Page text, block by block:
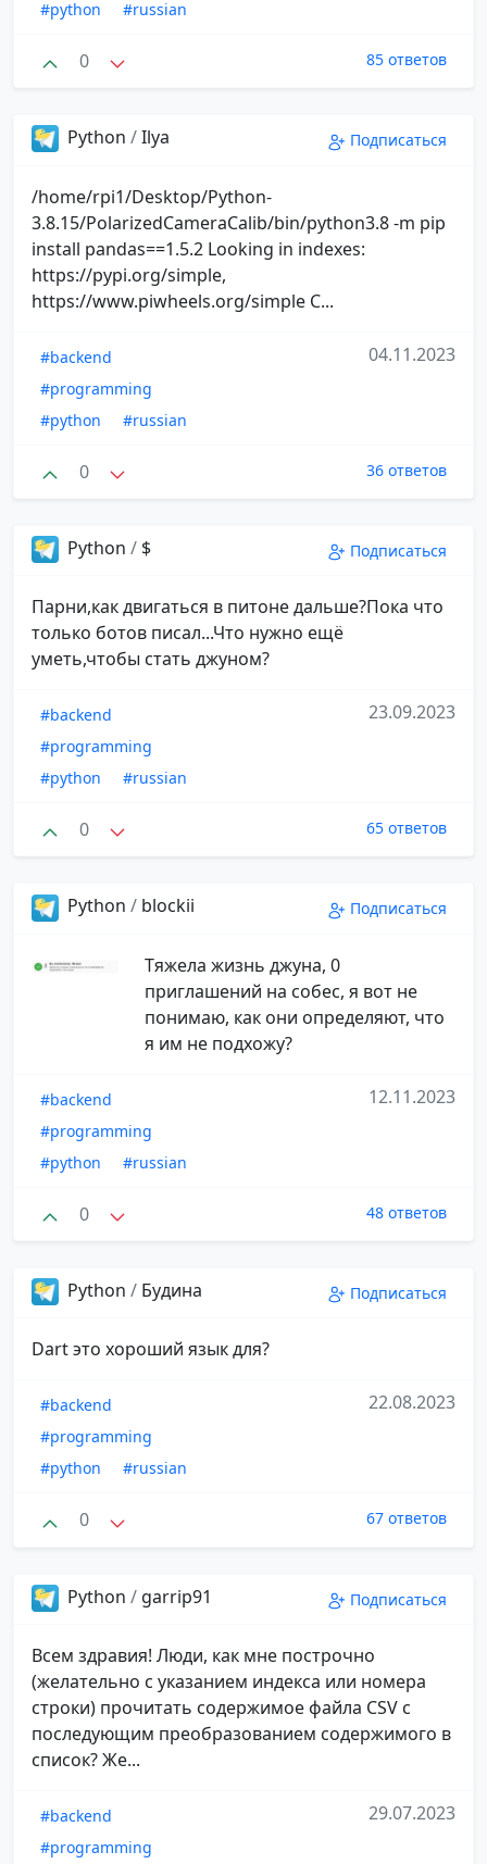
#python #russian
0 85 ответов
Python /Ilya Подписаться
/home/rpi1/Desktop/Python-
3.8.15/PolarizedCameraCalib/bin/python3.8 -m pip
install pandas==1.5.2 Looking in indexes:
https://pypi.org/simple,
https://www.piwheels.org/simple C...
#backend
#programming
#python
#russian
04.11.2023
0 36 ответов
Python / $ Подписаться
Парни,как двигаться в питоне дальше?Пока что
только ботов писал...Что нужно ещё
уметь,чтобы стать джуном?
#backend
#programming
#python
#russian
23.09.2023
0 65 ответов
Python / blockii Подписаться
Тяжела жизнь джуна, 0
приглашений на собес, я вот не
понимаю, как они определяют, что
я им не подхожу?
#backend
#programming
#python
#russian
12.11.2023
0 48 ответов
Python / Будина Подписаться
Dart это хороший язык для?
#backend
#programming
#python
#russian
22.08.2023
0 67 ответов
Python / garrip91 Подписаться
Всем здравия! Люди, как мне построчно
(желательно с указанием индекса или номера
строки) прочитать содержимое файла CSV с
последующим преобразованием содержимого в
список? Же...
#backend
#programming
29.07.2023